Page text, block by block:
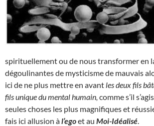
spirituellement ou de nous transformer en
dégoulinantes de mysticisme de mauvais
ici de ne plus mettre en avant les deux fils
fils unique du mental humain, comme s’il
seules choses les plus magnifiques et
fais ici allusion àl’egoet au Moi-Idéalisé